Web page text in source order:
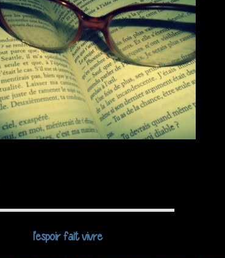
l'espoir fait vivre